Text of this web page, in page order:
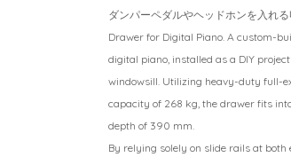
ダンパーペダルやヘッドホンを入れる
Drawer for Digital Piano. A custom-
digital piano, installed as a DIY
windowsill. Utilizing heavy-duty full-
capacity of 268 kg, the drawer fits
depth of 390 mm.
By relying solely on slide rails at both